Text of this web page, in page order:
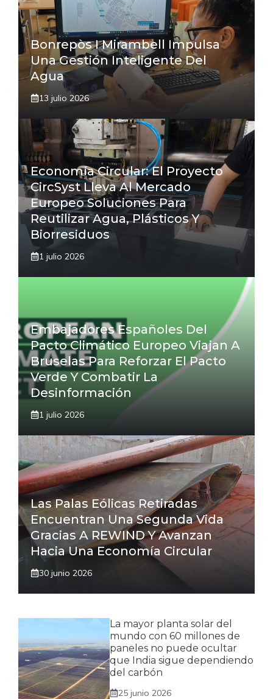
Bonrepòs I Mirambell Impulsa
Una Gestión Inteligente Del
Agua
13 julio 2026
Economía Circular: El Proyecto
CircSyst Lleva Al Mercado
Europeo Soluciones Para
Reutilizar Agua, Plásticos Y
Biorresiduos
1 julio 2026
Embajadores Españoles Del
Pacto Climático Europeo Viajan A
Bruselas Para Reforzar El Pacto
Verde Y Combatir La
Desinformación
1 julio 2026
Las Palas Eólicas Retiradas
Encuentran Una Segunda Vida
Gracias A REWIND Y Avanzan
Hacia Una Economía Circular
30 junio 2026
La mayor planta solar del
mundo con 60 millones de
paneles no puede ocultar
que India sigue dependiendo
del carbón
25 junio 2026